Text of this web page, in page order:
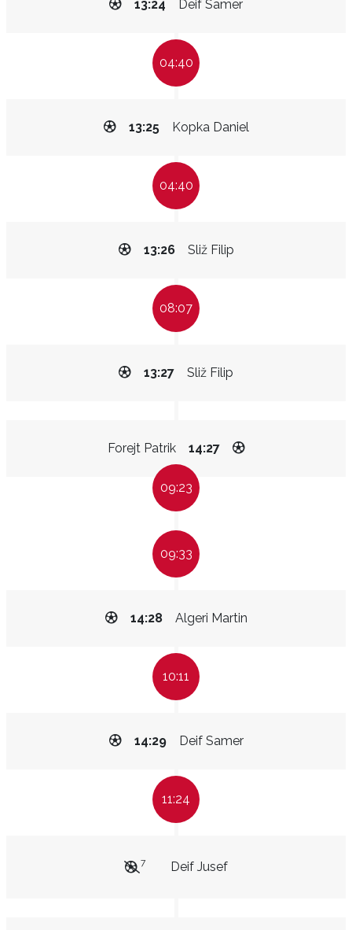
Deif Samer
13:24
04:40
Kopka Daniel
13:25
04:40
Sliž Filip
13:26
08:07
Sliž Filip
13:27
Forejt Patrik 14:27
09:23
09:33
Algeri Martin
14:28
10:11
Deif Samer
14:29
11:24
Deif Jusef
7